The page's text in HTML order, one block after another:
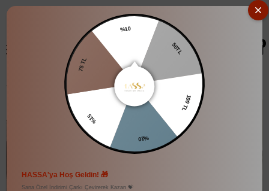
0
Leylak Jakarlı Takım
%10
50TL
100 TL
%20
%15
75 TL
HASSA'ya Hoş Geldin! 🎁
Sana Özel İndirimi Çarkı Çevirerek Kazan 💝